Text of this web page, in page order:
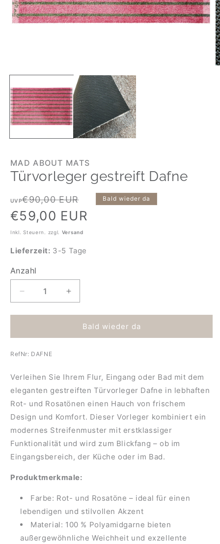
MAD ABOUT MATS
Türvorleger gestreift Dafne
Normaler
Preis
UVP€90,00 EUR
Verkaufspreis
€59,00 EUR
Bald wieder da
Inkl. Steuern. zzgl. Versand
Lieferzeit: 3-5 Tage
Anzahl
Anzahl
Verringere
die
Menge
Türvorleger
Dafne
Erhöhe
die
Menge
Türvorleger
Bald wieder da
RefNr: DAFNE
Verleihen Sie Ihrem Flur, Eingang oder Bad mit dem
eleganten gestreiften Türvorleger Dafne in lebhaften
Rot- und Rosatönen einen Hauch von frischem
Design und Komfort. Dieser Vorleger kombiniert ein
modernes Streifenmuster mit erstklassiger
Funktionalität und wird zum Blickfang – ob im
Eingangsbereich, der Küche oder im Bad.
Produktmerkmale:
Farbe: Rot- und Rosatöne – ideal für einen
lebendigen und stilvollen Akzent
Material: 100 % Polyamidgarne bieten
außergewöhnliche Weichheit und exzellente